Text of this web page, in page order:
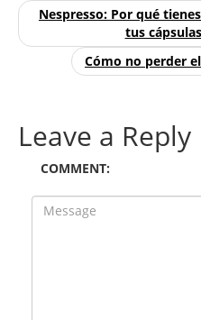
Nespresso: Por qué
tus
Cómo no perder
Leave a Reply
COMMENT: